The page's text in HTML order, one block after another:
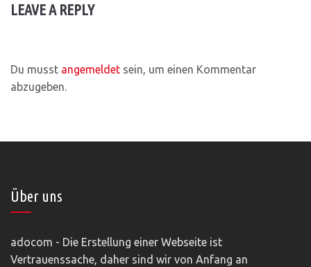
LEAVE A REPLY
Du musst angemeldet sein, um einen Kommentar
abzugeben.
Über uns
adocom - Die Erstellung einer Webseite ist
Vertrauenssache, daher sind wir von Anfang an